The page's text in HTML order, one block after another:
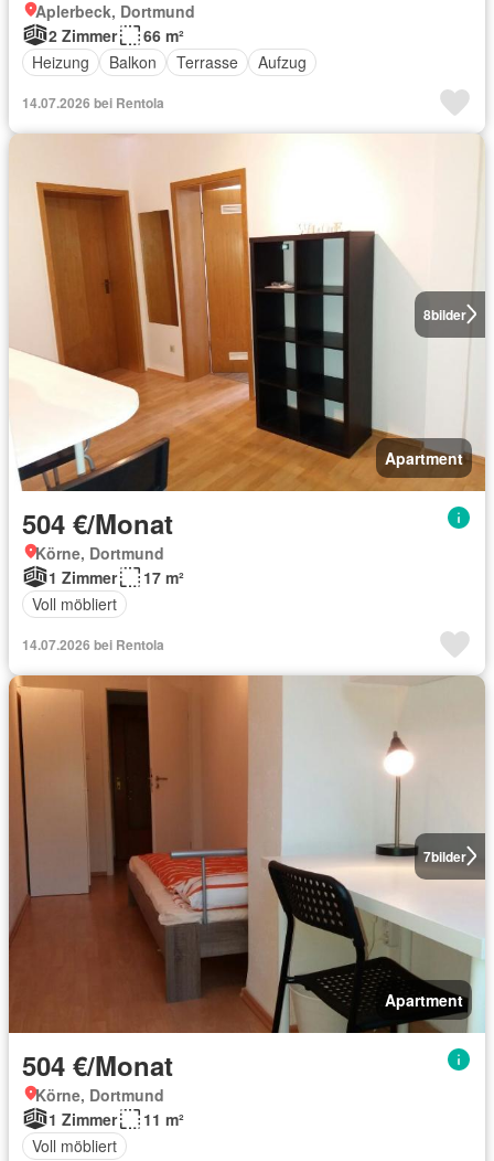
Aplerbeck, Dortmund
2 Zimmer
66 m²
Heizung
Balkon Terrasse Aufzug
14.07.2026 bei Rentola
8bilder
Apartment
504 €/Monat
Körne, Dortmund
1 Zimmer
17 m²
Voll möbliert
14.07.2026 bei Rentola
7bilder
Apartment
504 €/Monat
Körne, Dortmund
1 Zimmer
11 m²
Voll möbliert